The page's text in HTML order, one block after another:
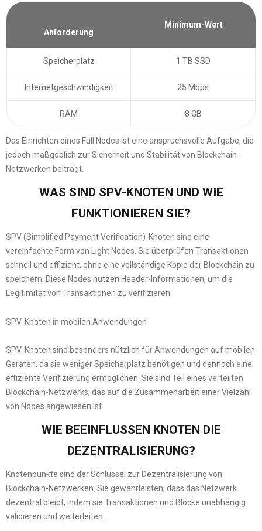
Anforderung
Minimum-Wert
Speicherplatz 1 TB SSD
Internetgeschwindigkeit 25 Mbps
RAM 8 GB
Das Einrichten eines Full Nodes ist eine anspruchsvolle Aufgabe, die
jedoch maßgeblich zur Sicherheit und Stabilität von Blockchain-
Netzwerken beiträgt.
WAS SIND SPV-KNOTEN UND WIE
FUNKTIONIEREN SIE?
SPV (Simplified Payment Verification)-Knoten sind eine
vereinfachte Form von Light Nodes. Sie überprüfen Transaktionen
schnell und effizient, ohne eine vollständige Kopie der Blockchain zu
speichern. Diese Nodes nutzen Header-Informationen, um die
Legitimität von Transaktionen zu verifizieren.
SPV-Knoten in mobilen Anwendungen
SPV-Knoten sind besonders nützlich für Anwendungen auf mobilen
Geräten, da sie weniger Speicherplatz benötigen und dennoch eine
effiziente Verifizierung ermöglichen. Sie sind Teil eines verteilten
Blockchain-Netzwerks, das auf die Zusammenarbeit einer Vielzahl
von Nodes angewiesen ist.
WIE BEEINFLUSSEN KNOTEN DIE
DEZENTRALISIERUNG?
Knotenpunkte sind der Schlüssel zur Dezentralisierung von
Blockchain-Netzwerken. Sie gewährleisten, dass das Netzwerk
dezentral bleibt, indem sie Transaktionen und Blöcke unabhängig
validieren und weiterleiten.